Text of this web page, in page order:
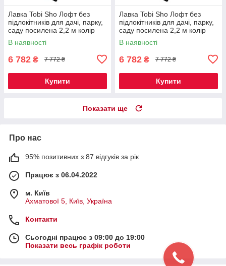
Лавка Tobi Sho Лофт без
підлокітників для дачі, парку,
саду посилена 2,2 м колір
горіх
В наявності
6 782 ₴ 7 772 ₴
Купити
Лавка Tobi Sho Лофт без
підлокітників для дачі, парку,
саду посилена 2,2 м колір
черешня
В наявності
6 782 ₴ 7 772 ₴
Купити
Показати ще
Про нас
95% позитивних з 87 відгуків за рік
Працює з 06.04.2022
м. Київ
Ахматової 5, Київ, Україна
Контакти
Сьогодні працює з 09:00 до 19:00
Показати весь графік роботи